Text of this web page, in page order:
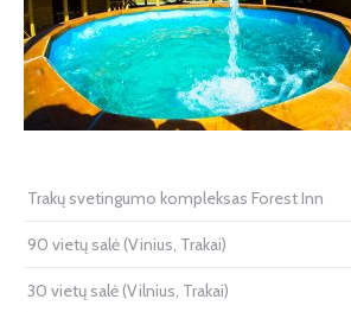
Trakų svetingumo kompleksas Forest Inn
90 vietų salė (Vinius, Trakai)
30 vietų salė (Vilnius, Trakai)